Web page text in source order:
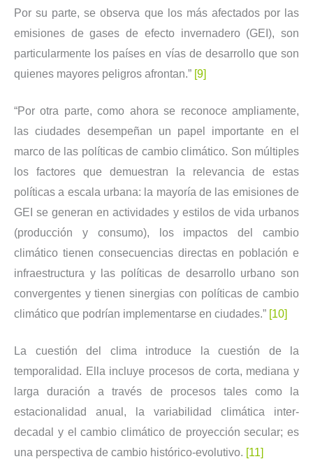
Por su parte, se observa que los más afectados por las
emisiones de gases de efecto invernadero (GEI), son
particularmente los países en vías de desarrollo que son
quienes mayores peligros afrontan.” [9]
“Por otra parte, como ahora se reconoce ampliamente,
las ciudades desempeñan un papel importante en el
marco de las políticas de cambio climático. Son múltiples
los factores que demuestran la relevancia de estas
políticas a escala urbana: la mayoría de las emisiones de
GEI se generan en actividades y estilos de vida urbanos
(producción y consumo), los impactos del cambio
climático tienen consecuencias directas en población e
infraestructura y las políticas de desarrollo urbano son
convergentes y tienen sinergias con políticas de cambio
climático que podrían implementarse en ciudades.” [10]
La cuestión del clima introduce la cuestión de la
temporalidad. Ella incluye procesos de corta, mediana y
larga duración a través de procesos tales como la
estacionalidad anual, la variabilidad climática inter-
decadal y el cambio climático de proyección secular; es
una perspectiva de cambio histórico-evolutivo. [11]